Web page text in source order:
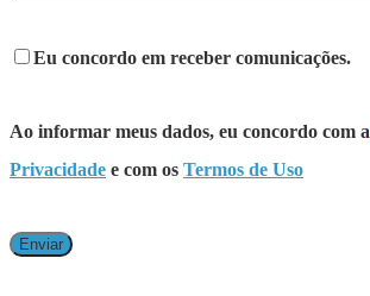
Eu concordo em receber comunicações.
Ao informar meus dados, eu concordo com a
Privacidade e com os Termos de Uso